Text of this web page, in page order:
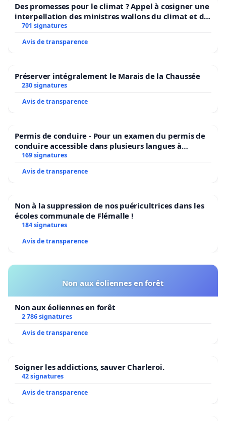
Des promesses pour le climat ? Appel à cosigner une
interpellation des ministres wallons du climat et de
l’environnement.
701 signatures
Avis de transparence
Préserver intégralement le Marais de la Chaussée
230 signatures
Avis de transparence
Permis de conduire - Pour un examen du permis de
conduire accessible dans plusieurs langues à
Bruxelles
169 signatures
Avis de transparence
Non à la suppression de nos puéricultrices dans les
écoles communale de Flémalle !
184 signatures
Avis de transparence
Non aux éoliennes en forêt
Non aux éoliennes en forêt
2 786 signatures
Avis de transparence
Soigner les addictions, sauver Charleroi.
42 signatures
Avis de transparence